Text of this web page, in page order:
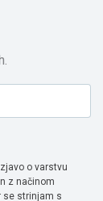
o varstvu
z načinom
se strinjam s